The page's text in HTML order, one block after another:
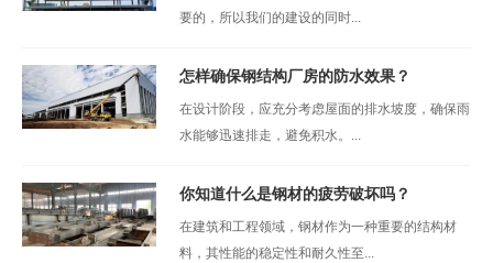
要的，所以我们的建设的同时...
怎样确保钢结构厂房的防水效果？
在设计阶段，应充分考虑屋面的排水坡度，确保雨
水能够迅速排走，避免积水。...
你知道什么是钢材的疲劳破坏吗？
在建筑和工程领域，钢材作为一种重要的结构材
料，其性能的稳定性和耐久性至...